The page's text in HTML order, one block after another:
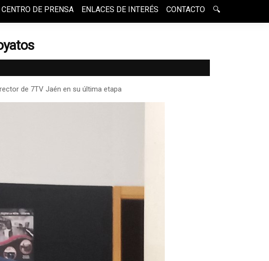
CENTRO DE PRENSA ENLACES DE INTERÉS CONTACTO 🔍
de 7TV Jaén en su última etapa